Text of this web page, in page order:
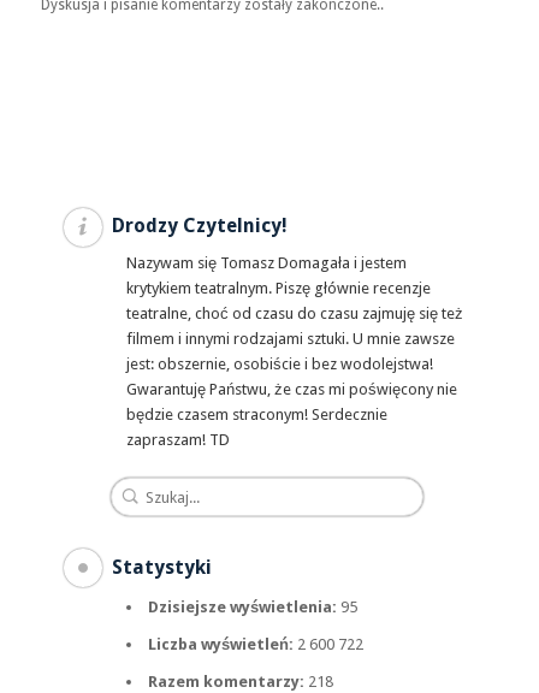
Dyskusja i pisanie komentarzy zostały zakończone..
Drodzy Czytelnicy!
Nazywam się Tomasz Domagała i jestem
krytykiem teatralnym. Piszę głównie recenzje
teatralne, choć od czasu do czasu zajmuję się też
filmem i innymi rodzajami sztuki. U mnie zawsze
jest: obszernie, osobiście i bez wodolejstwa!
Gwarantuję Państwu, że czas mi poświęcony nie
będzie czasem straconym! Serdecznie
zapraszam! TD
Statystyki
Dzisiejsze wyświetlenia: 95
Liczba wyświetleń: 2 600 722
Razem komentarzy: 218